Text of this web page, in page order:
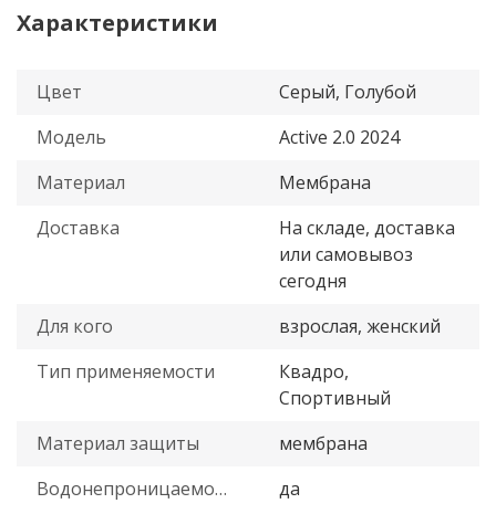
Характеристики
Цвет
Серый, Голубой
Модель
Active 2.0 2024
Материал
Мембрана
Доставка
На складе, доставка
или самовывоз
сегодня
Для кого
взрослая, женский
Тип применяемости
Квадро,
Спортивный
Материал защиты
мембрана
Водонепроницаемость
да